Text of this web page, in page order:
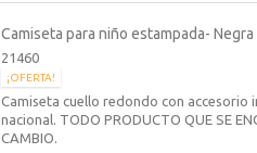
Camiseta para niño estampada- Negra
21460
¡OFERTA!
Camiseta cuello redondo con accesorio
nacional. TODO PRODUCTO QUE SE
CAMBIO.